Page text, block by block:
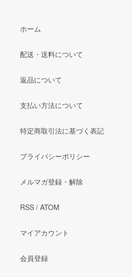
ホーム
配送・送料について
返品について
支払い方法について
特定商取引法に基づく表記
プライバシーポリシー
メルマガ登録・解除
RSS / ATOM
マイアカウント
会員登録